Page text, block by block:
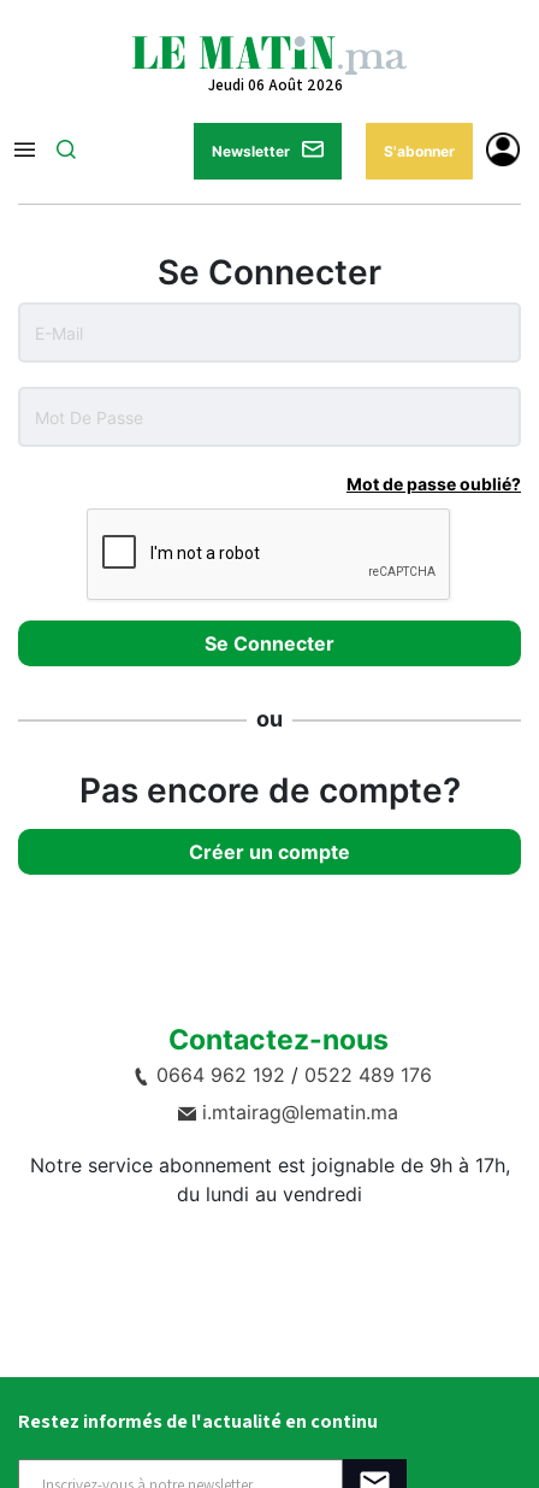
Jeudi 06 Août 2026
Newsletter S'abonner
Se Connecter
Mot de passe oublié?
ou
Pas encore de compte?
Créer un compte
Contactez-nous
0664 962 192 / 0522 489 176
i.mtairag@lematin.ma
Notre service abonnement est joignable de 9h à 17h,
du lundi au vendredi
Restez informés de l'actualité en continu